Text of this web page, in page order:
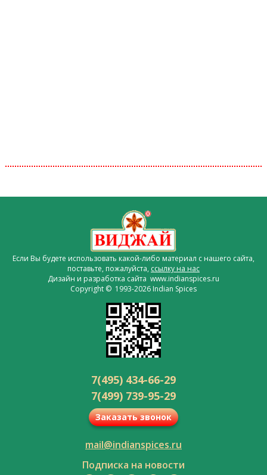
Если Вы будете использовать какой-либо материал с нашего сайта,
поставьте, пожалуйста, ссылку на нас
Дизайн и разработка сайта www.indianspices.ru
Copyright © 1993-2026 Indian Spices
7(495) 434-66-29
7(499) 739-95-29
Заказать звонок
mail@indianspices.ru
Подписка на новости